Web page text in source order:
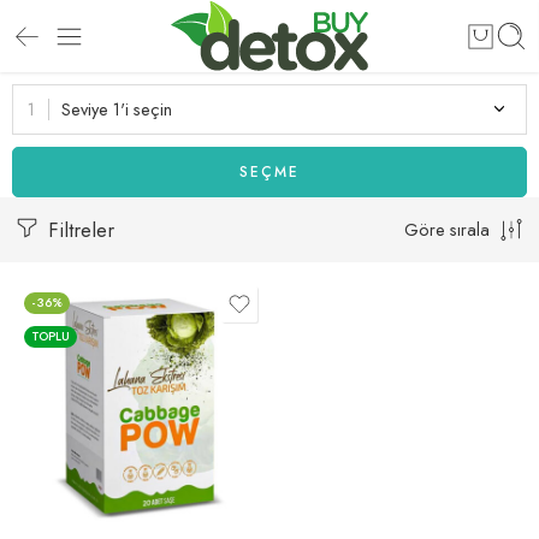
Seviye 1'i seçin
SEÇME
Filtreler Göre sırala
-36%
TOPLU